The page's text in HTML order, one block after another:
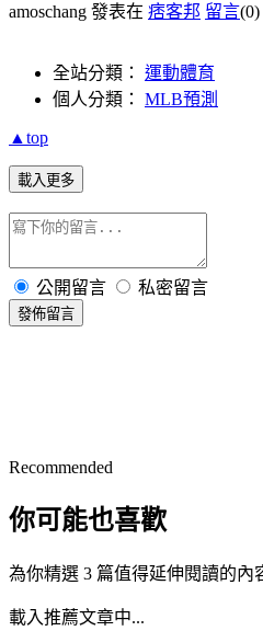
amoschang 發表在 痞客邦 留言(0)
全站分類： 運動體育
個人分類： MLB預測
▲top
載入更多
公開留言 私密留言
發佈留言
Recommended
你可能也喜歡
為你精選 3 篇值得延伸閱讀的內
載入推薦文章中...